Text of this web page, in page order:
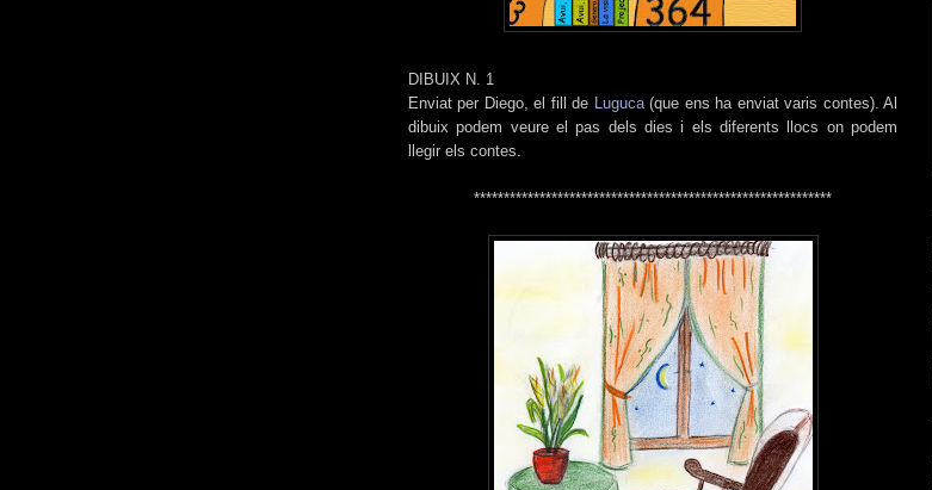
DIBUIX N. 1
Enviat per Diego, el fill de Luguca(que ens ha enviat varis contes). Al
dibuix podem veure el pas dels dies i els diferents llocs on podem
llegir els contes.
************************************************************